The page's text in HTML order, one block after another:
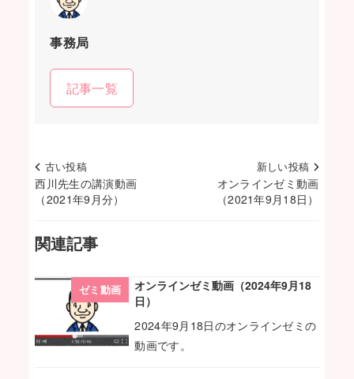
事務局
記事一覧
古い投稿
西川先生の講演動画
（2021年9月分）
新しい投稿
オンラインゼミ動画
（2021年9月18日）
関連記事
ゼミ動画
オンラインゼミ動画（2024年9月18
日）
2024年9月18日のオンラインゼミの
動画です。